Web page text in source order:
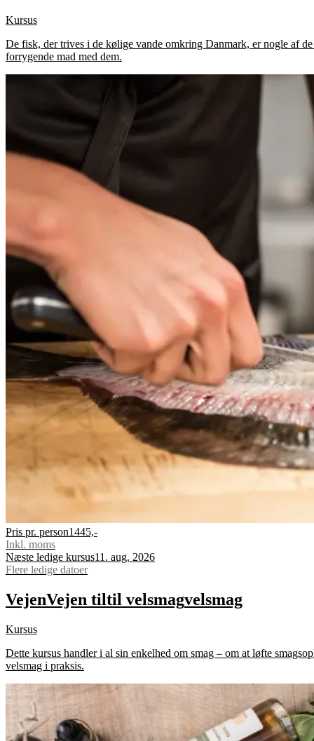
Kursus
De fisk, der trives i de kølige vande omkring Danmark, er nogle af
forrygende mad med dem.
Pris pr. person1445,-
Inkl. moms
Næste ledige kursus11. aug. 2026
Flere ledige datoer
VejenVejen tiltil velsmagvelsmag
Kursus
Dette kursus handler i al sin enkelhed om smag – om at løfte
velsmag i praksis.